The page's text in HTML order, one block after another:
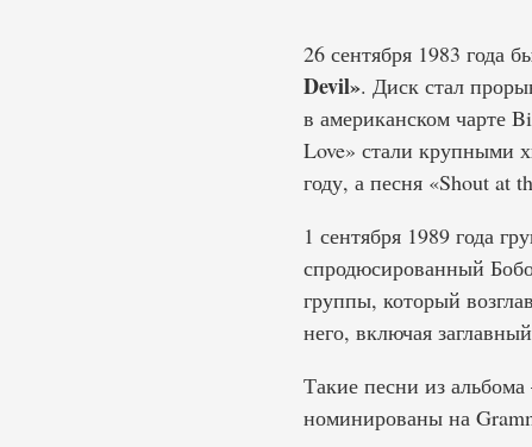
26 сентября 1983 года
Devil». Диск стал
в американском чарте
Love» стали крупными
году, а песня «Shout at
1 сентября 1989 года
спродюсированный
группы, который
него, включая
Такие песни из
номинированы на